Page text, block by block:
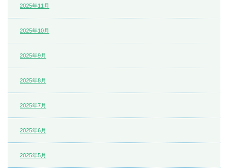
2025年11月
2025年10月
2025年9月
2025年8月
2025年7月
2025年6月
2025年5月